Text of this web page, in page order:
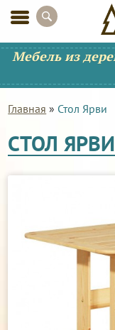
Мебель из
Главная » Стол Ярви
СТОЛ ЯРВИ